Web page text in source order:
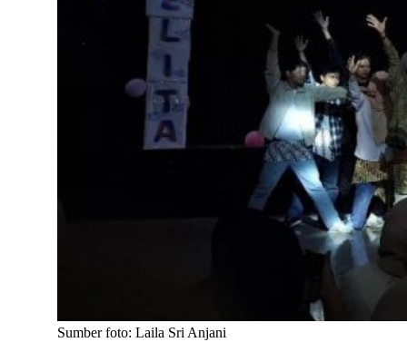
Sumber foto: Laila Sri Anjani